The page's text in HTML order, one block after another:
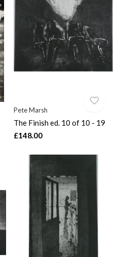
Pete Marsh
The Finish ed. 10 of 10 - 19
£148.00